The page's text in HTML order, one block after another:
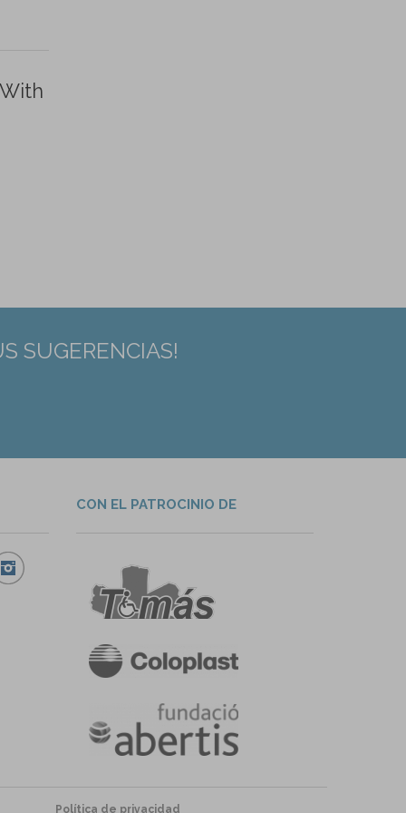
SUGERENCIAS!
CON EL PATROCINIO DE
Política de privacidad